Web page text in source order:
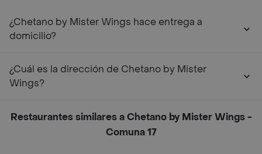
¿Chetano by Mister Wings hace entrega a
domicilio?
¿Cuál es la dirección de Chetano by Mister
Wings?
Restaurantes similares a Chetano by Mister Wings -
Comuna 17